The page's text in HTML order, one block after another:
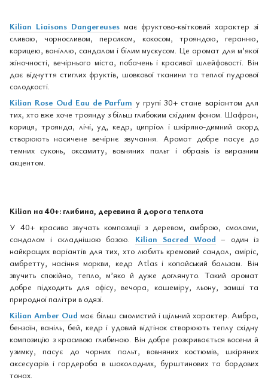
Kilian Liaisons Dangereusesмає фруктово-квітковий характер зі
сливою, чорносливом, персиком, кокосом, трояндою, геранню,
корицею, ваніллю, сандалом і білим мускусом. Це аромат для м’якої
жіночності, вечірнього міста, побачень і красивої шлейфовості. Він
дає відчуття стиглих фруктів, шовкової тканини та теплої пудрової
солодкості.
Kilian Rose Oud Eau de Parfum у групі 30+ стане варіантом для
тих, хто вже хоче троянду з більш глибоким східним фоном. Шафран,
кориця, троянда, лічі, уд, кедр, ципріол і шкіряно-димний акорд
створюють насичене вечірнє звучання. Аромат добре пасує до
темних суконь, оксамиту, вовняних пальт і образів із виразним
акцентом.
Kilian на 40+: глибина, деревина й дорога теплота
У 40+ красиво звучать композиції з деревом, амброю, смолами,
сандалом і складнішою базою. Kilian Sacred Wood – один із
найкращих варіантів для тих, хто любить кремовий сандал, аміріс,
амбретту, насіння моркви, кедр Atlas і копайський бальзам. Він
звучить спокійно, тепло, м’яко й дуже доглянуто. Такий аромат
добре підходить для офісу, вечора, кашеміру, льону, замші та
природної палітри в одязі.
Kilian Amber Oud має більш смолистий і щільний характер. Амбра,
бензоїн, ваніль, бей, кедр і удовий відтінок створюють теплу східну
композицію з красивою глибиною. Він добре розкривається восени й
узимку, пасує до чорних пальт, вовняних костюмів, шкіряних
аксесуарів і гардероба в шоколадних, бурштинових та бордових
тонах.